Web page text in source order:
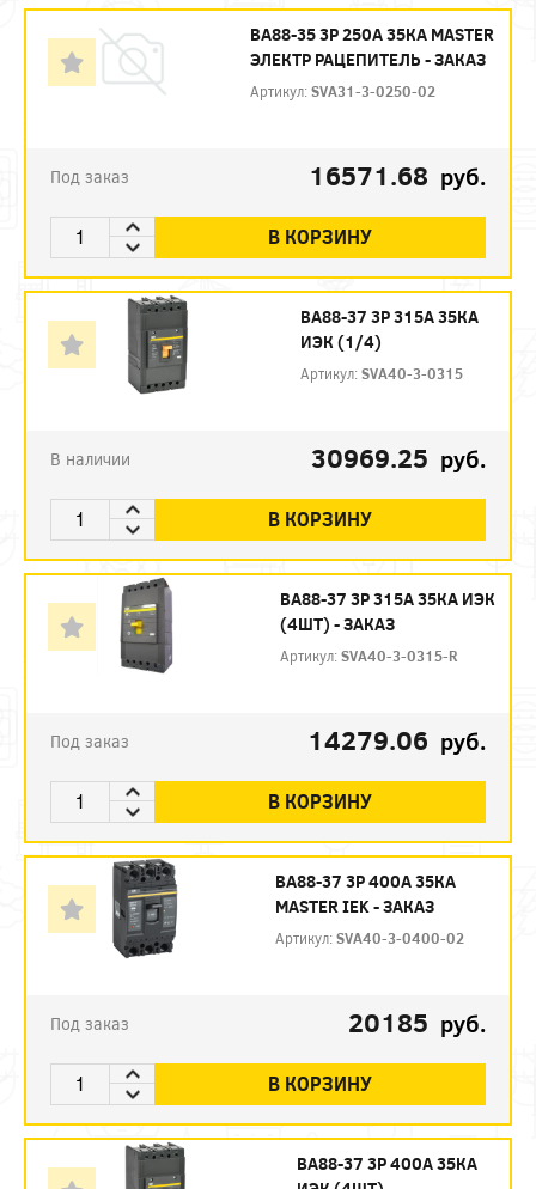
ВА88-35 3Р 250А 35КА MASTER
ЭЛЕКТР РАЦЕПИТЕЛЬ - ЗАКАЗ
Артикул:SVA31-3-0250-02
Под заказ 16571.68 руб.
В КОРЗИНУ
ВА88-37 3P 315А 35КА
ИЭК (1/4)
Артикул:SVA40-3-0315
В наличии 30969.25 руб.
В КОРЗИНУ
ВА88-37 3P 315А 35КА ИЭК
(4ШТ) - ЗАКАЗ
Артикул:SVA40-3-0315-R
Под заказ 14279.06 руб.
В КОРЗИНУ
ВА88-37 3P 400А 35КА
MASTER IEK - ЗАКАЗ
Артикул:SVA40-3-0400-02
Под заказ 20185 руб.
В КОРЗИНУ
ВА88-37 3P 400А 35КА